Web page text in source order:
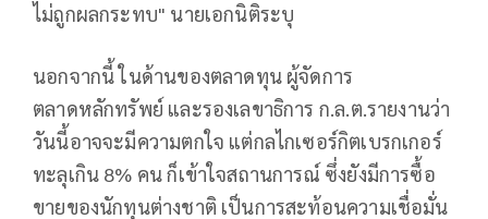
ไม่ถูกผลกระทบ" นายเอกนิติระบุ
นอกจากนี้ ในด้านของตลาดทุน ผู้จัดการ
ตลาดหลักทรัพย์ และรองเลขาธิการ ก.ล.ต.รายงานว่า
วันนี้อาจจะมีความตกใจ แต่กลไกเซอร์กิตเบรกเกอร์
ทะลุเกิน 8% คน ก็เข้าใจสถานการณ์ ซึ่งยังมีการซื้อ
ขายของนักทุนต่างชาติ เป็นการสะท้อนความเชื่อมั่น